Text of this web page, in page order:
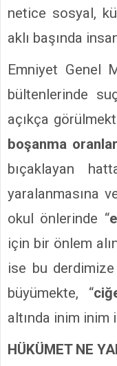
netice sosyal,
aklı başında
Emniyet Genel
bültenlerinde
açıkça
boşanma
bıçaklayan
yaralanmasına
okul önlerinde “
için bir önlem
ise bu
büyümekte, “
altında inim inim
HÜKÜMET NE